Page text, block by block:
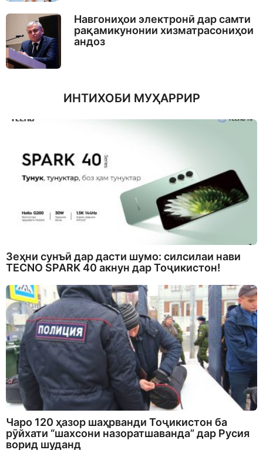
Навгониҳои электронӣ дар самти
рақамикунонии хизматрасониҳои
андоз
ИНТИХОБИ МУҲАРРИР
Зеҳни сунъӣ дар дасти шумо: силсилаи нави
TECNO SPARK 40 акнун дар Тоҷикистон!
Чаро 120 ҳазор шаҳрванди Тоҷикистон ба
рӯйхати “шахсони назоратшаванда” дар Русия
ворид шуданд